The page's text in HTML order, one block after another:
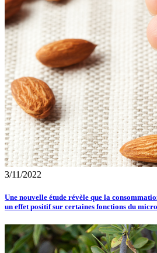
3/11/2022
Une nouvelle étude révèle que la
un effet positif sur certaines fonctions du